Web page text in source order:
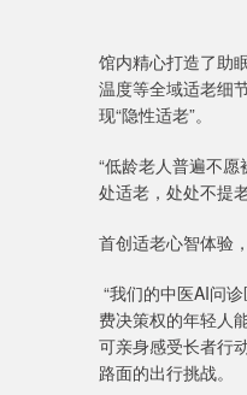
馆内精心打造了‌助
温度等全域适老细
现“隐性适老”。
“低龄老人普遍不
处适老，处处不提
首创适老心智体验
“我们的中医AI问
费决策权的年轻人
可亲身感受长者行
路面的出行挑战。